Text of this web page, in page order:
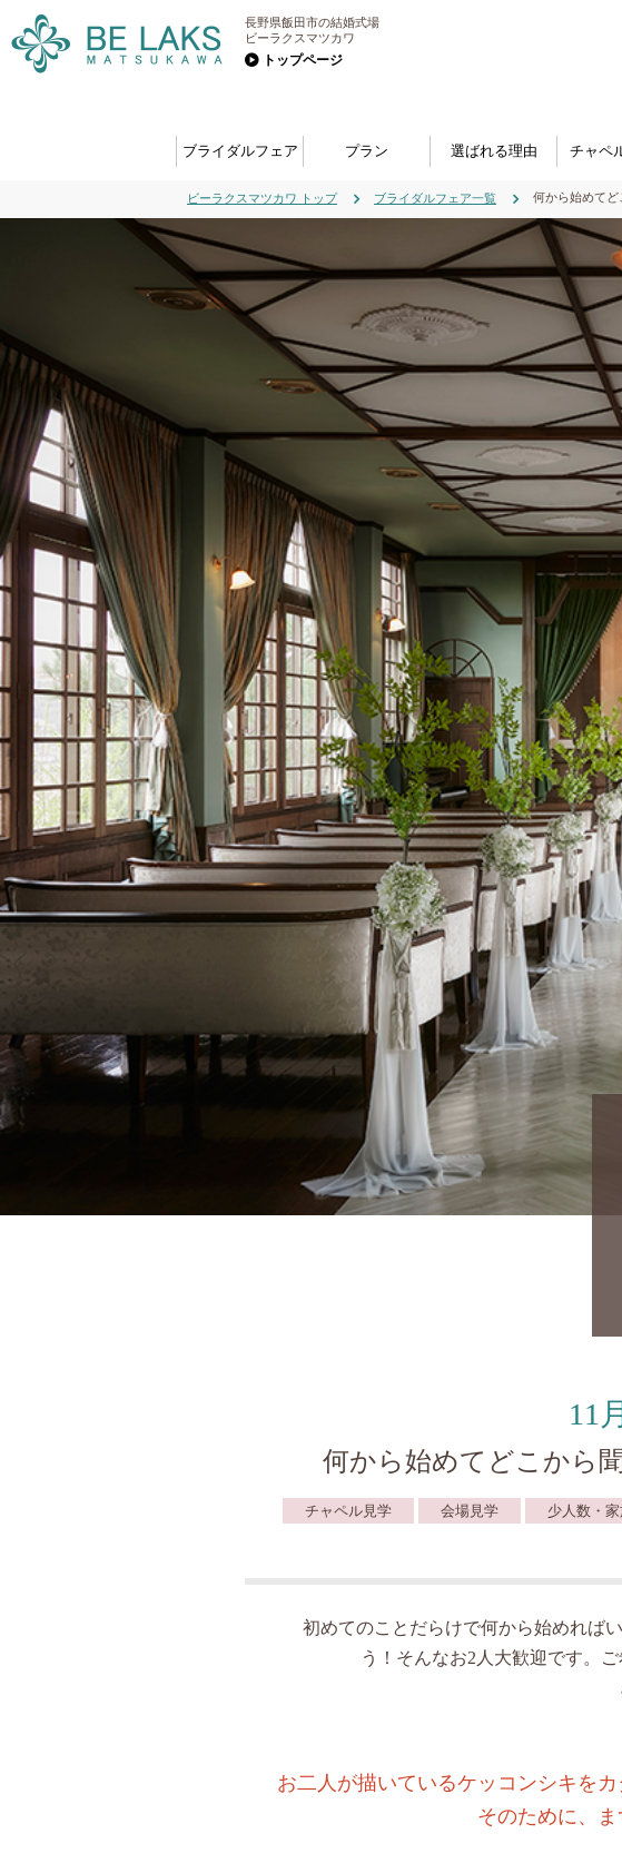
長野県飯田市の結婚式場
ビーラクスマツカワ
トップページ
ブライダルフェア プラン 選ばれる理由 チャペ
ビーラクスマツカワ トップ ブライダルフェア一覧 何から始めて
11
何から始めてどこから
チャペル見学 会場見学 少人数・
初めてのことだらけで何から始めれば
う！そんなお2人大歓迎です。
お二人が描いているケッコンシキを
そのために、